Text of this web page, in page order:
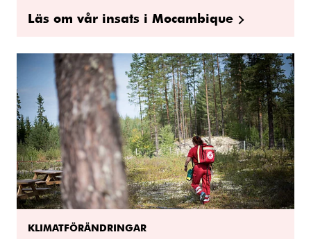
Läs om vår insats i Mocambique
KLIMATFÖRÄNDRINGAR